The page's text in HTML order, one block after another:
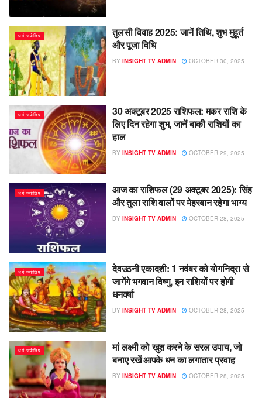
धर्म ज्योतिष
तुलसी विवाह 2025: जानें तिथि, शुभ मुहूर्त
और पूजा विधि
BY INSIGHT TV ADMIN OCTOBER 30, 2025
धर्म ज्योतिष
30 अक्टूबर 2025 राशिफल: मकर राशि के
लिए दिन रहेगा शुभ, जानें बाकी राशियों का
हाल
BY INSIGHT TV ADMIN OCTOBER 29, 2025
धर्म ज्योतिष
आज का राशिफल (29 अक्टूबर 2025): सिंह
और तुला राशि वालों पर मेहरबान रहेगा भाग्य
BY INSIGHT TV ADMIN OCTOBER 28, 2025
धर्म ज्योतिष
देवउठनी एकादशी: 1 नवंबर को योगनिद्रा से
जागेंगे भगवान विष्णु, इन राशियों पर होगी
धनवर्षा
BY INSIGHT TV ADMIN OCTOBER 28, 2025
धर्म ज्योतिष
मां लक्ष्मी को खुश करने के सरल उपाय, जो
बनाए रखें आपके धन का लगातार प्रवाह
BY INSIGHT TV ADMIN OCTOBER 28, 2025